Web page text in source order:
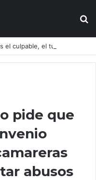
pide que
abusos